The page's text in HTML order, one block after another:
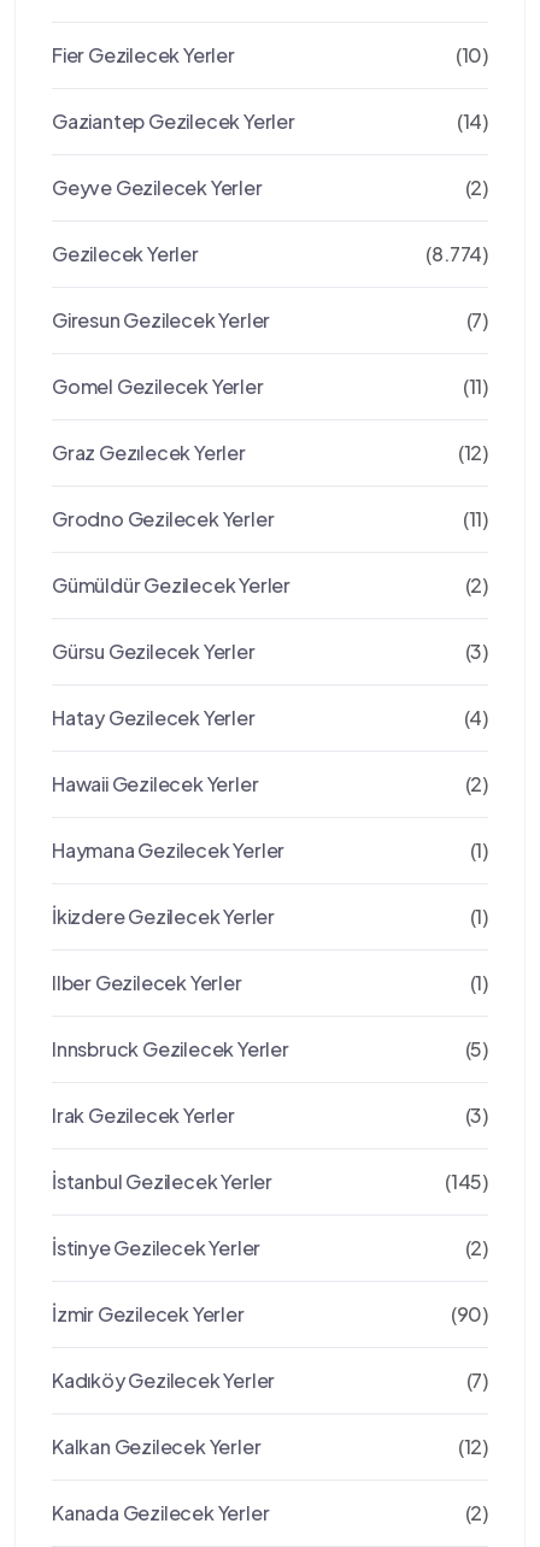
Fier Gezilecek Yerler (10)
Gaziantep Gezilecek Yerler (14)
Geyve Gezilecek Yerler (2)
Gezilecek Yerler (8.774)
Giresun Gezilecek Yerler (7)
Gomel Gezilecek Yerler (11)
Graz Gezılecek Yerler (12)
Grodno Gezilecek Yerler (11)
Gümüldür Gezilecek Yerler (2)
Gürsu Gezilecek Yerler (3)
Hatay Gezilecek Yerler (4)
Hawaii Gezilecek Yerler (2)
Haymana Gezilecek Yerler (1)
İkizdere Gezilecek Yerler (1)
Ilber Gezilecek Yerler (1)
Innsbruck Gezilecek Yerler (5)
Irak Gezilecek Yerler (3)
İstanbul Gezilecek Yerler (145)
İstinye Gezilecek Yerler (2)
İzmir Gezilecek Yerler (90)
Kadıköy Gezilecek Yerler (7)
Kalkan Gezilecek Yerler (12)
Kanada Gezilecek Yerler (2)